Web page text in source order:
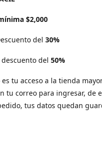
$2,000
del 30%
del 50%
tu acceso a la tienda
tu correo para ingresar, de
tus datos quedan